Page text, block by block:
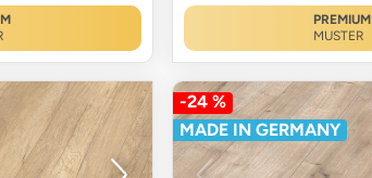
PREMIUM
MUSTER
-24 %
MADE IN GERMANY